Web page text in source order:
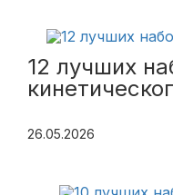
12 лучших
26.05.2026